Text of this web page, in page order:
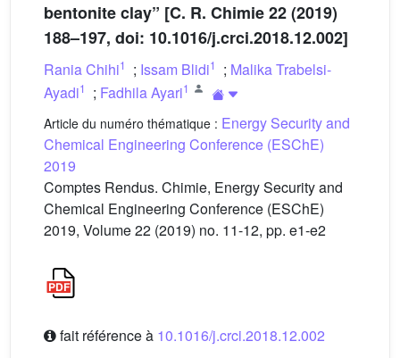
bentonite clay” [C. R. Chimie 22 (2019)
188–197, doi: 10.1016/j.crci.2018.12.002]
Rania Chihi1 ; Issam Blidi1 ; Malika Trabelsi-
Ayadi1 ; Fadhila Ayari1
Article du numéro thématique : Energy Security and
Chemical Engineering Conference (ESChE)
2019
Comptes Rendus. Chimie, Energy Security and
Chemical Engineering Conference (ESChE)
2019, Volume 22 (2019) no. 11-12, pp. e1-e2
fait référence à 10.1016/j.crci.2018.12.002